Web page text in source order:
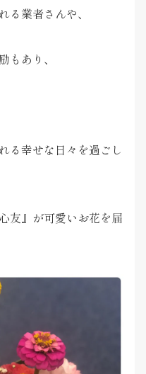
業者さんや、
あり、
る幸せな日々を過ごし
友』が可愛いお花を届